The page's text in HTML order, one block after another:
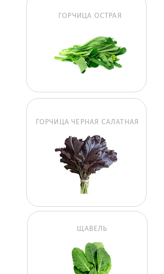
ГОРЧИЦА ОСТРАЯ
ГОРЧИЦА ЧЕРНАЯ САЛАТНАЯ
ЩАВЕЛЬ